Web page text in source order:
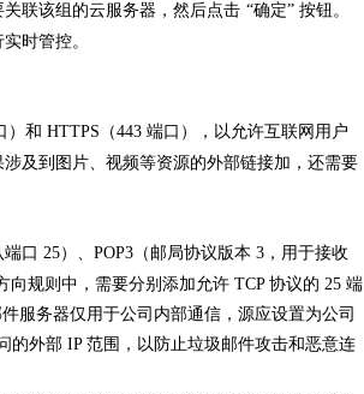
联该组的云服务器，然后点击 “确定” 按钮。
时管控。
）和 HTTPS（443 端口），以允许互联网用户
及到图片、视频等资源的外部链接加，还需要
口 25）、POP3（邮局协议版本 3，用于接收
规则中，需要分别添加允许 TCP 协议的 25 端
服务器仅用于公司内部通信，源应设置为公司
的外部 IP 范围，以防止垃圾邮件攻击和恶意连